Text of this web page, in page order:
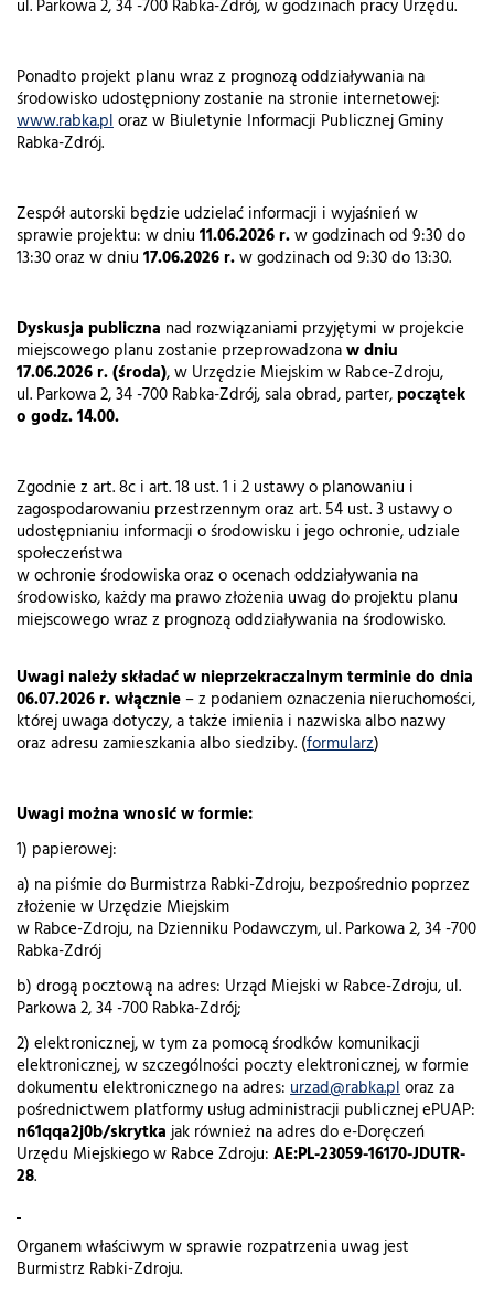
ul. Parkowa 2, 34 -700 Rabka-Zdrój, w godzinach pracy Urzędu.
Ponadto projekt planu wraz z prognozą oddziaływania na
środowisko udostępniony zostanie na stronie internetowej:
www.rabka.ploraz w Biuletynie Informacji Publicznej Gminy
Rabka-Zdrój.
Zespół autorski będzie udzielać informacji i wyjaśnień w
sprawie projektu: w dniu 11.06.2026 r.w godzinach od 9:30 do
13:30 oraz w dniu 17.06.2026 r.w godzinach od 9:30 do 13:30.
Dyskusja publiczna nad rozwiązaniami przyjętymi w projekcie
miejscowego planu zostanie przeprowadzonaw dniu
17.06.2026 r. (środa), w Urzędzie Miejskim w Rabce-Zdroju,
ul. Parkowa 2, 34 -700 Rabka-Zdrój, sala obrad, parter,początek
o godz. 14.00.
Zgodnie z art. 8c i art. 18 ust. 1 i 2 ustawy o planowaniu i
zagospodarowaniu przestrzennym oraz art. 54 ust. 3 ustawy o
udostępnianiu informacji o środowisku i jego ochronie, udziale
społeczeństwa
w ochronie środowiska oraz o ocenach oddziaływania na
środowisko, każdy ma prawo złożenia uwag do projektu planu
miejscowego wraz z prognozą oddziaływania na środowisko.
Uwagi należy składać w nieprzekraczalnym terminie do dnia
06.07.2026 r. włącznie– z podaniem oznaczenia nieruchomości,
której uwaga dotyczy, a także imienia i nazwiska albo nazwy
oraz adresu zamieszkania albo siedziby. (formularz)
Uwagi można wnosić w formie:
1) papierowej:
a) na piśmie do Burmistrza Rabki-Zdroju, bezpośrednio poprzez
złożenie w Urzędzie Miejskim
w Rabce-Zdroju, na Dzienniku Podawczym, ul. Parkowa 2, 34 -700
Rabka-Zdrój
b) drogą pocztową na adres: Urząd Miejski w Rabce-Zdroju, ul.
Parkowa 2, 34 -700 Rabka-Zdrój;
2) elektronicznej, w tym za pomocą środków komunikacji
elektronicznej, w szczególności poczty elektronicznej, w formie
dokumentu elektronicznego na adres: urzad@rabka.ploraz za
pośrednictwem platformy usług administracji publicznej ePUAP:
n61qqa2j0b/skrytkajak również na adres do e-Doręczeń
Urzędu Miejskiego w Rabce Zdroju: AE:PL-23059-16170-JDUTR-
28.
Organem właściwym w sprawie rozpatrzenia uwag jest
Burmistrz Rabki-Zdroju.